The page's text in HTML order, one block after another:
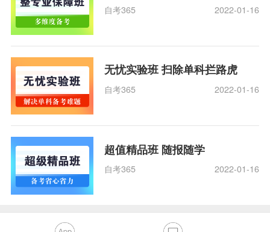
自考365 2022-01-16
无忧实验班 扫除单科拦路虎
自考365 2022-01-16
超值精品班 随报随学
自考365 2022-01-16